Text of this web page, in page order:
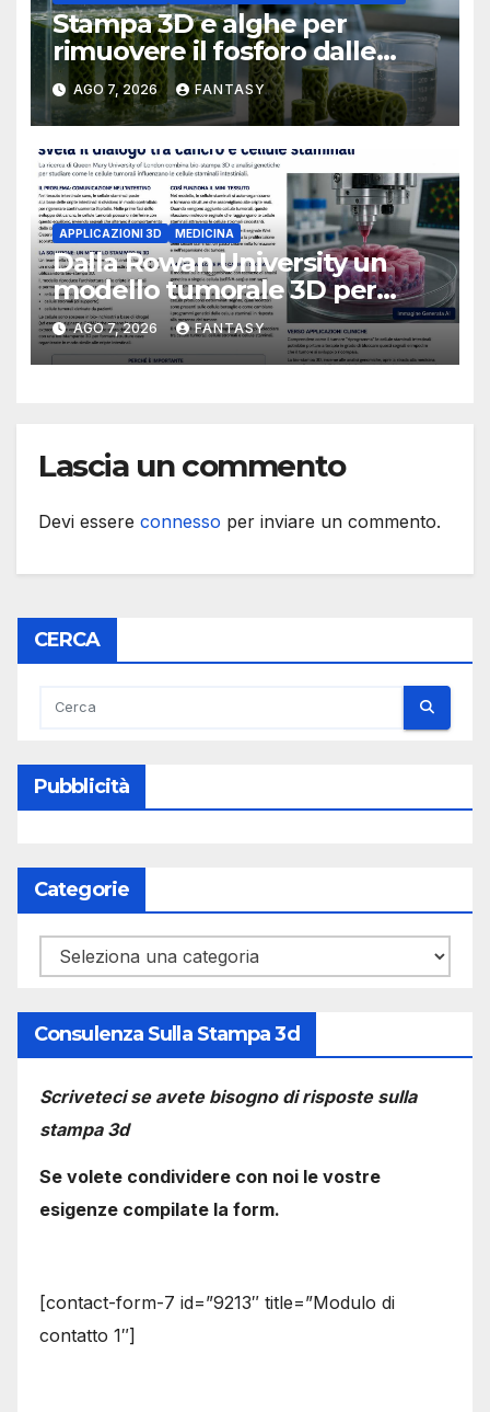
Stampa 3D e alghe per
rimuovere il fosforo dalle
acque il progetto della
Florida Atlantic University
AGO 7, 2026 FANTASY
APPLICAZIONI 3D MEDICINA
Dalla Rowan University un
modello tumorale 3D per
studiare il dialogo tra cancro
e cellule staminali
AGO 7, 2026 FANTASY
Lascia un commento
Devi essere connesso per inviare un commento.
CERCA
Pubblicità
Categorie
Categorie
Consulenza Sulla Stampa 3d
Scriveteci se avete bisogno di risposte sulla
stampa 3d
Se volete condividere con noi le vostre
esigenze compilate la form.
[contact-form-7 id=”9213″ title=”Modulo di
contatto 1″]